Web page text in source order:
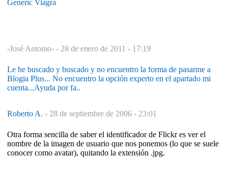
Generic Viagra
-José Antonio- - 28 de enero de 2011 - 17:19
Le he buscado y buscado y no encuentro la forma de pasarme a
Blogia Plus... No encuentro la opción experto en el apartado mi
cuenta...Ayuda por fa..
Roberto A. - 28 de septiembre de 2006 - 23:01
Otra forma sencilla de saber el identificador de Flickr es ver el
nombre de la imagen de usuario que nos ponemos (lo que se suele
conocer como avatar), quitando la extensión .jpg.